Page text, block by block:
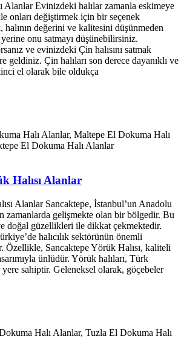
Alanlar Evinizdeki halılar zamanla eskimeye
onları değiştirmek için bir seçenek
halının değerini ve kalitesini düşünmeden
onu satmayı düşünebilirsiniz.
ve evinizdeki Çin halısını satmak
geldiniz. Çin halıları son derece dayanıklı ve
el olarak bile oldukça
Halı Alanlar, Maltepe El Dokuma Halı
El Dokuma Halı Alanlar
Halısı Alanlar
Alanlar Sancaktepe, İstanbul’un Anadolu
zamanlarda gelişmekte olan bir bölgedir. Bu
doğal güzellikleri ile dikkat çekmektedir.
halıcılık sektörünün önemli
Özellikle, Sancaktepe Yörük Halısı, kaliteli
ünlüdür. Yörük halıları, Türk
sahiptir. Geleneksel olarak, göçebeler
Halı Alanlar, Tuzla El Dokuma Halı